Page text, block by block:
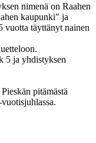
nimenä on Raahen
kaupunki" ja
vuotta täyttänyt nainen
5 ja yhdistyksen
pitämästä